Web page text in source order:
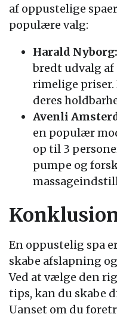
af oppustelige
populære valg:
Harald Nyborg:
bredt udvalg
rimelige priser.
deres
Avenli
en populær
op til 3
pumpe og
En oppustelig spa
skabe afslapning
Ved at vælge den
tips, kan du skabe
Uanset om du